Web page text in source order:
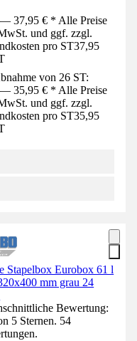
37,95 € * Alle Preise
und ggf. zzgl.
pro ST37,95
von 26 ST:
35,95 € * Alle Preise
und ggf. zzgl.
pro ST35,95
Stapelbox Eurobox 61 l
mm grau 24
Bewertung:
5 Sternen. 54